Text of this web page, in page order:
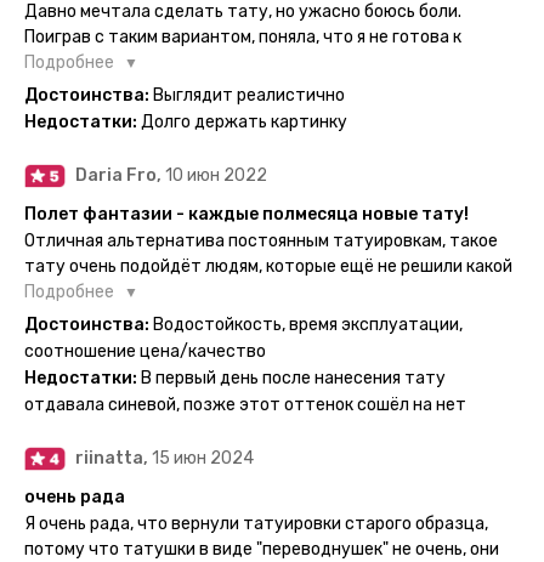
Давно мечтала сделать тату, но ужасно боюсь боли.
Поиграв с таким вариантом, поняла, что я не готова к
постоянной тату. Поэтому благодарю, что есть такая
возможность. Муж смог сделать тату в нескольких местах
одной картинкой).
Подробнее
Достоинства: Выглядит реалистично
Недостатки: Долго держать картинку
Daria Fro, 10 июн 2022
Полет фантазии - каждые полмесяца новые тату!
Отличная альтернатива постоянным татуировкам, такое
тату очень подойдёт людям, которые ещё не решили какой
эскиз им подойдёт на всю жизнь - продукт еверинк
держится на теле до 2 недель - после нанесения не нужно
бояться мочить такие тату, вода их так просто не смоет. К
рисункам прикладывается инструкция, но я предпочла
другой способ нанесения - оставила наклейку на теле на
ночь, чтобы точно перестраховаться - на утро эффект
сразу же проявился. На неподвижных частях тела тату
носится дольше, поэтому нужно обдуманно выбирать куда
её стоит наносить. Когда рисунок начнёт стираться -
водой спокойно можно убрать оставшийся контур.
Подробнее
Достоинства: Водостойкость, время эксплуатации,
соотношение цена/качество
Недостатки: В первый день после нанесения тату
отдавала синевой, позже этот оттенок сошёл на нет
riinatta, 15 июн 2024
очень рада
Я очень рада, что вернули татуировки старого образца,
потому что татушки в виде "переводнушек" не очень, они